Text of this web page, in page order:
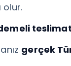
olur.
teslimat
gerçek